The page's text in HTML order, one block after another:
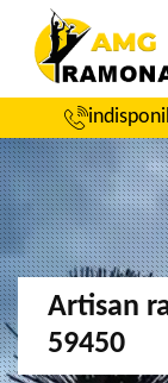
Artisan
59450